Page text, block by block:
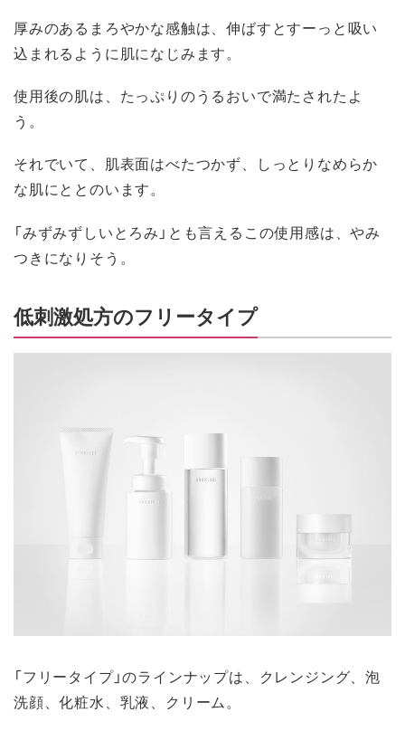
厚みのあるまろやかな感触は、伸ばすとすーっと吸い
込まれるように肌になじみます。
使用後の肌は、たっぷりのうるおいで満たされたよ
う。
それでいて、肌表面はべたつかず、しっとりなめらか
な肌にととのいます。
「みずみずしいとろみ」とも言えるこの使用感は、やみ
つきになりそう。
低刺激処方のフリータイプ
「フリータイプ」のラインナップは、クレンジング、泡
洗顔、化粧水、乳液、クリーム。